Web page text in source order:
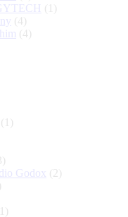
(1)
(4)
(4)
(1)
Godox (2)